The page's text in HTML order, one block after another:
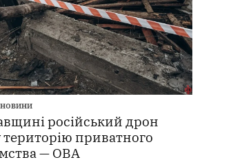
НОВИНИ
російський дрон
територію приватного
— ОВА